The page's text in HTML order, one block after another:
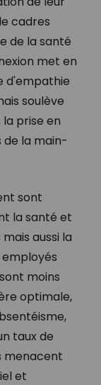
cadres
de la santé
met en
d'empathie
soulève
prise en
la main-
sont
la santé et
aussi la
moins
optimale,
taux de
menacent
et